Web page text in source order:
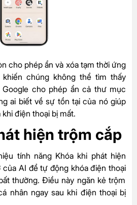
cho phépẩn và xóa tạm thời ứng
chúng không thể tìm thấy
cho phép ẩn cả thư mục
ai biết về sự tồn tại của nó giúp
điện thoại bị mất.
hiện trộm cắp
tính năng Khóa khi phát hiện
AI để tự động khóa điện thoại
thường. Điều này ngăn kẻ trộm
nhân ngay sau khi điện thoại bị